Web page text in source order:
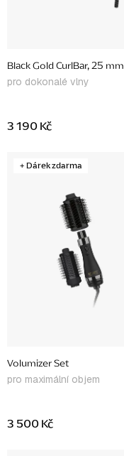
u
k
ů
Black Gold CurlBar, 25 mm
pro dokonalé vlny
3 190 Kč
+ Dárek zdarma
Volumizer Set
pro maximální objem
3 500 Kč